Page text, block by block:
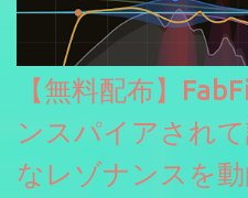
【無料配布】
ンスパイアされ
なレゾナンスを